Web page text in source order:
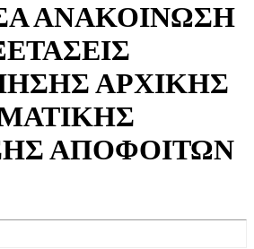
ΑΝΑΚΟΙΝΩΣΗ
ΑΡΧΙΚΗΣ
ΑΠΟΦΟΙΤΩΝ